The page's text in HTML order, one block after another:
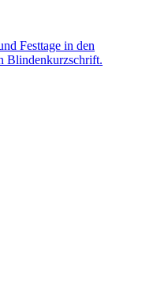
Festtage in den
Blindenkurzschrift.